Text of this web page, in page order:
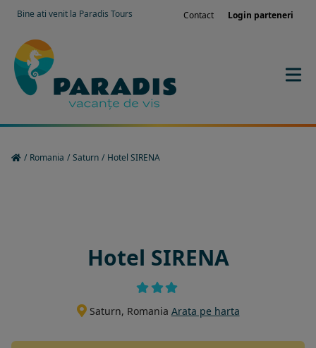
Bine ati venit la Paradis Tours Contact Login parteneri
/ Romania / Saturn / Hotel SIRENA
Hotel SIRENA
Saturn, Romania Arata pe harta